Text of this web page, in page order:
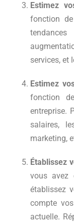
Estimez
fonction
services, et
Estimez
fonction
entreprise.
salaires,
marketing,
Établissez
vous avez
établissez
compte
actuelle.